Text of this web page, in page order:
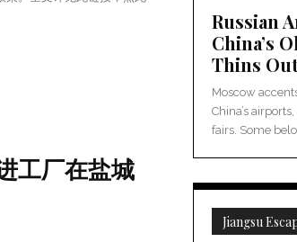
工厂在盐城
Russian
China’s
Thins
Moscow
China’s
fairs. Some
Jiangsu